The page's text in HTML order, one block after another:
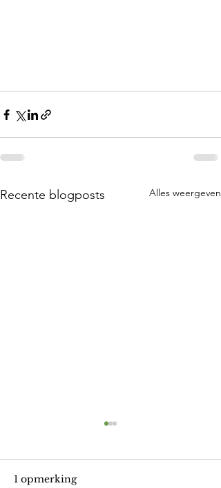
Recente blogposts Alles weergeven
1 opmerking